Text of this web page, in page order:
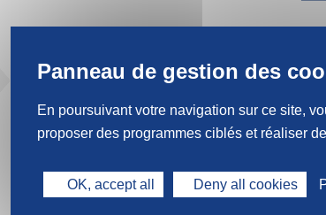
à 3 km de Paris et de La
Architecture d’une grande
En poursuivant votre navigation sur ce site,
proposer des programmes ciblés et réaliser
OK, accept all Deny all cookies